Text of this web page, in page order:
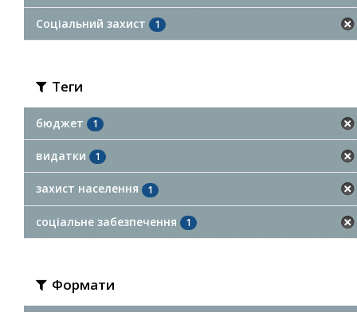
Соціальний захист 1
Теги
бюджет 1
видатки 1
захист населення 1
соціальне забезпечення 1
Формати